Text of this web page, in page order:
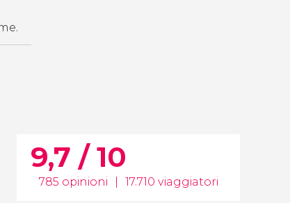
9,7 / 10
785 opinioni 17.710 viaggiatori